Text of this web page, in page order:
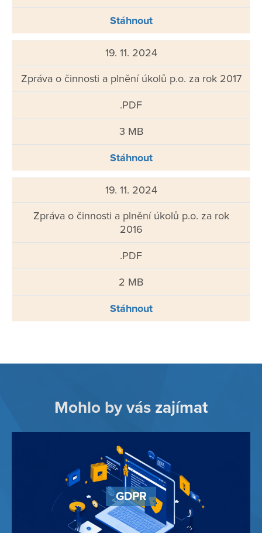
Stáhnout
19. 11. 2024
Zpráva o činnosti a plnění úkolů p.o. za rok 2017
.PDF
3 MB
Stáhnout
19. 11. 2024
Zpráva o činnosti a plnění úkolů p.o. za rok
2016
.PDF
2 MB
Stáhnout
Mohlo by vás zajímat
GDPR